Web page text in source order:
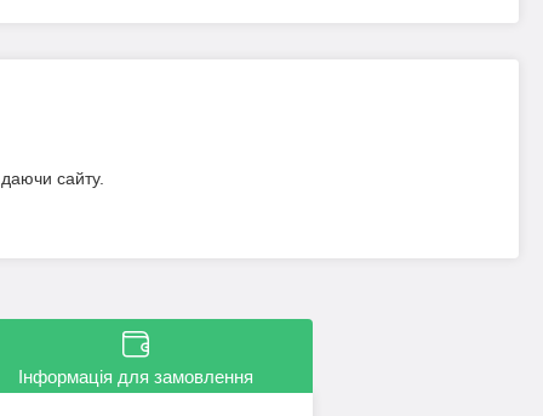
сайту.
Інформація для замовлення